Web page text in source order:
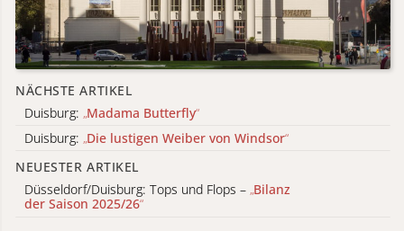
NÄCHSTE ARTIKEL
Duisburg: „Madama Butterfly“
Duisburg: „Die lustigen Weiber von Windsor“
NEUESTER ARTIKEL
Düsseldorf/Duisburg: Tops und Flops – „Bilanz
der Saison 2025/26“